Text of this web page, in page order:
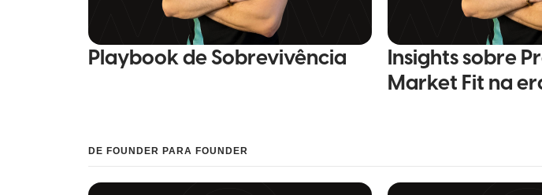
Playbook de Sobrevivência
Insights sobre
Market Fit na
DE FOUNDER PARA FOUNDER